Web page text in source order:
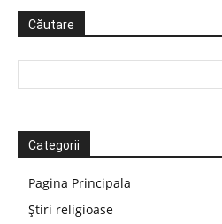
Căutare
Categorii
Pagina Principala
Știri religioase